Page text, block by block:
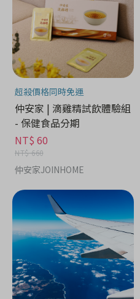
超殺價格同時免運
仲安家 | 滴雞精試飲體驗組
- 保健食品分期
NT$ 60
NT$ 660
仲安家JOINHOME